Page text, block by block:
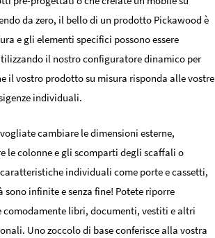
da zero, il bello di un prodotto Pickawood è
e gli elementi specifici possono essere
il nostro configuratore dinamico per
il vostro prodotto su misura risponda alle vostre
individuali.
cambiare le dimensioni esterne,
le colonne e gli scomparti degli scaffali o
individuali come porte e cassetti,
sono infinite e senza fine! Potete riporre
comodamente libri, documenti, vestiti e altri
Uno zoccolo di base conferisce alla vostra